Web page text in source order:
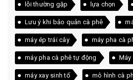
lỗi thường gặp lựa chọn
Lưu ý khi bảo quản cà phê
máy ép trái cây máy pha cà
máy pha cà phê tự động Máy
máy xay sinh tố mô hình cà